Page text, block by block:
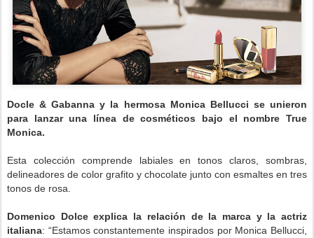
Docle & Gabanna y la hermosa Monica Bellucci se unieron
para lanzar una línea de cosméticos bajo el nombre True
Monica.
Esta colección comprende labiales en tonos claros, sombras,
delineadores de color grafito y chocolate junto con esmaltes en tres
tonos de rosa.
Domenico Dolce explica la relación de la marca y la actriz
italiana: “Estamos constantemente inspirados por Monica Bellucci,